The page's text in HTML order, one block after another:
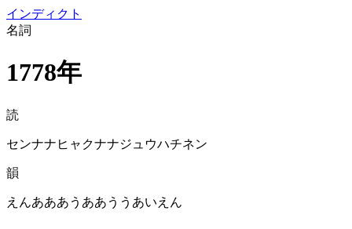
インディクト
名詞
1778年
読
センナナヒャクナナジュウハチネン
韻
えんあああうああううあいえん